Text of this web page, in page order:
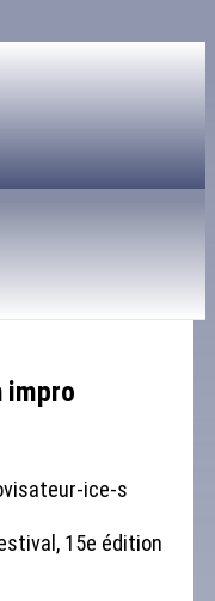
impro
ice-s
15e édition